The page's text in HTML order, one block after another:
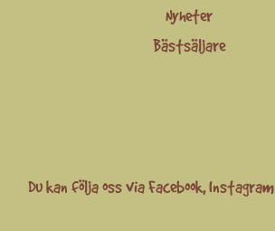
Nyheter
Bästsäljare
Du kan följa oss viaFacebook,Instagram